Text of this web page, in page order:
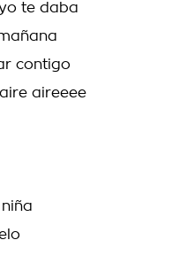
te daba
contigo
aireeee